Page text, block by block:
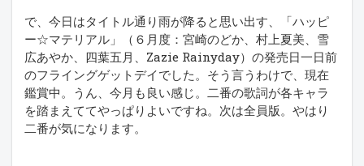
で、今日はタイトル通り雨が降ると思い出す、「ハッピ
ー☆マテリアル」（６月度：宮崎のどか、村上夏美、雪
広あやか、四葉五月、Zazie Rainyday）の発売日一日前
のフライングゲットデイでした。そう言うわけで、現在
鑑賞中。うん、今月も良い感じ。二番の歌詞が各キャラ
を踏まえててやっぱりよいですね。次は全員版。やはり
二番が気になります。